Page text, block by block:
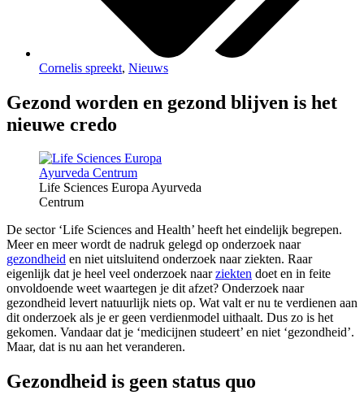
Cornelis spreekt, Nieuws
Gezond worden en gezond blijven is het
nieuwe credo
Life Sciences Europa Ayurveda
Centrum
De sector ‘Life Sciences and Health’ heeft het eindelijk begrepen.
Meer en meer wordt de nadruk gelegd op onderzoek naar
gezondheid en niet uitsluitend onderzoek naar ziekten. Raar
eigenlijk dat je heel veel onderzoek naarziekten doet en in feite
onvoldoende weet waartegen je dit afzet? Onderzoek naar
gezondheid levert natuurlijk niets op. Wat valt er nu te verdienen aan
dit onderzoek als je er geen verdienmodel uithaalt. Dus zo is het
gekomen. Vandaar dat je ‘medicijnen studeert’ en niet ‘gezondheid’.
Maar, dat is nu aan het veranderen.
Gezondheid is geen status quo